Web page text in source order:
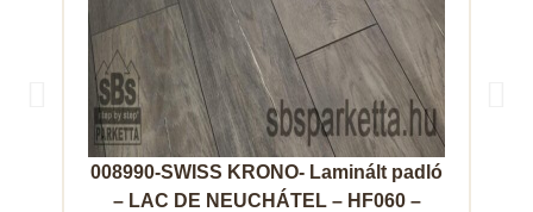
008990-SWISS KRONO- Laminált padló
– LAC DE NEUCHÁTEL – HF060 –